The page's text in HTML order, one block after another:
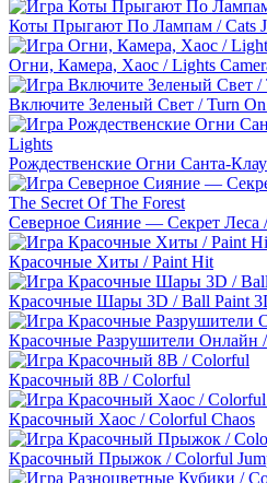
Коты Прыгают По Лампам / Cats
Огни, Камера, Хаос / Lights
Включите Зеленый Свет / Turn
Рождественские Огни Санта-
Северное Сияние — Секрет
Красочные Хиты / Paint Hit
Красочные Шары 3D / Ball Paint
Красочные Разрушители Онлайн
Красочный 8B / Colorful
Красочный Хаос / Colorful Chaos
Красочный Прыжок / Colorful